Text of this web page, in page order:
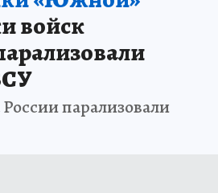
войск
парализовали